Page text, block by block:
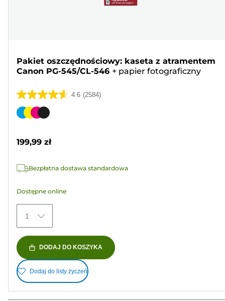
Pakiet oszczędnościowy: kaseta z atramentem
Canon PG-545/CL-546 + papier fotograficzny
4.6 (2584)
4.6
na
2584
Wkład
199,99 zł
Bezpłatna dostawa standardowa
Dostępne online
1
DODAJ DO KOSZYKA
Dodaj do listy życzeń